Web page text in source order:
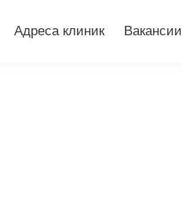
Адреса клиник Вакансии